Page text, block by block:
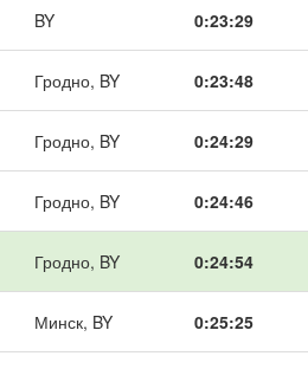
BY 0:23:29
Гродно, BY 0:23:48
Гродно, BY 0:24:29
Гродно, BY 0:24:46
Гродно, BY 0:24:54
Минск, BY 0:25:25